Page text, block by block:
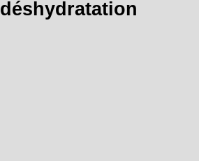
déshydratation